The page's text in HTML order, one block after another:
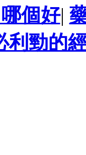
個好|
利勁的